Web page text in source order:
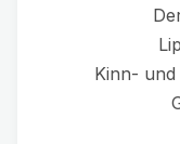
Kinn-